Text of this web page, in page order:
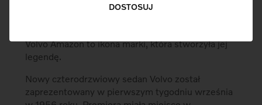
DOSTOSUJ
Ponadczasowy model Volvo, Amazon został
Volvo Amazon to ikona marki, która stworzyła jej
legendę.
Nowy czterodrzwiowy sedan Volvo został
zaprezentowany w pierwszym tygodniu września